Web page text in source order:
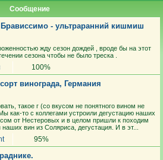
Сообщение
- ультраранний кишмиш
жду сезон дождей , вроде бы на этот
сезона чтобы не было треска .
100%
винограда, Германия
такое г (со вкусом не понятного вином не
как-то с коллегами устроили дегустацию наших
от Нестеровых и в целом пришли к походим
вин из Соляриса, дегустация. И в эт...
95%